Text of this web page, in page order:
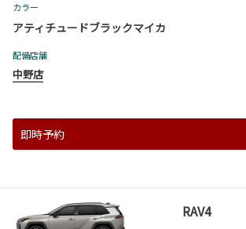
カラー
アティチュードブラックマイカ
配備店舗
中野店
即時予約
RAV4